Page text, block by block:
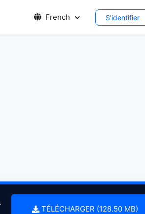
French S'identifier
1994 atse.zip
TÉLÉCHARGER (128.50 MB)